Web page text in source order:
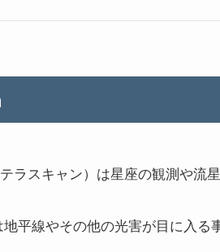
ラスキャン）は星座の観測や流
平線やその他の光害が目に入る